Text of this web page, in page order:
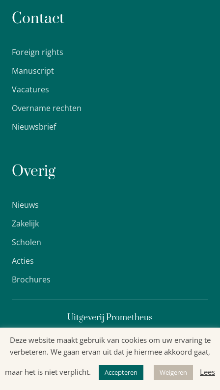
Contact
Foreign rights
Manuscript
Vacatures
Overname rechten
Nieuwsbrief
Overig
Nieuws
Zakelijk
Scholen
Acties
Brochures
Uitgeverij Prometheus
Privacyverklaring
Algemene voorwaarden
Deze website maakt gebruik van cookies om uw ervaring te
verbeteren. We gaan ervan uit dat je hiermee akkoord gaat,
maar het is niet verplicht. Accepteren Weigeren Lees